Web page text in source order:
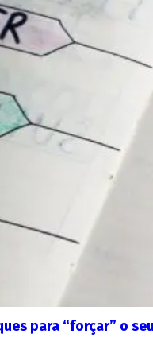
para “forçar” o